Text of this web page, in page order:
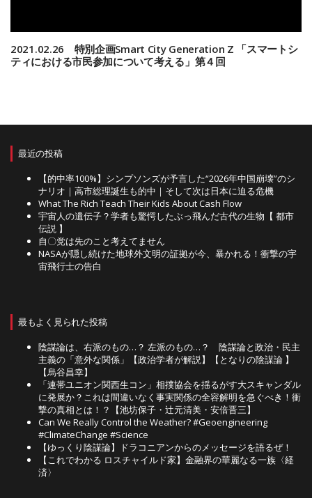
2021.02.26 特別企画Smart City Generation Z 「スマートシ
ティにおける市民参加について考える」第４回
最近の投稿
【的中率100%】シンプソンズが予言した“2026年中国崩壊”のシ
ナリオ｜高市総理誕生も的中｜そして次は日本に迫る危機
What The Rich Teach Their Kids About Cash Flow
宇宙人の遺伝子？学者も驚愕したぶっ飛んだ古代の生物【 都市
伝説 】
自〇党は先のこと考えてません
NASAが隠し続けた地球外文明の証拠が今、暴かれる！衝撃の宇
宙飛行士の告白
最もよく見られた投稿
陰謀論は、右派のもの…？ 左派のもの…？ 陰謀論と政治・民主
主義の「意外な関係」【政治学者が解説】【となりの陰謀論 】
【烏谷昌幸】
「連帯ユニオン関西生コン」相撲協会を揺るがす大スキャンダル
に発展か？これは間違いなく事実関係の全容解明を急ぐべき！衝
撃の真相とは！？【池坊保子・辻元清美・安倍晋三】
Can We Really Control the Weather? #Geoengineering
#ClimateChange #Science
【ゆっくり陰謀論】ドラコニアンからのメッセージを語るぜ！
【これでわかる ロスチャイルド家】金融界の華麗なる一族〈経
済〉